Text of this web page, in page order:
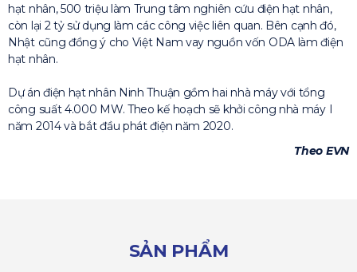
hạt nhân, 500 triệu làm Trung tâm nghiên cứu điện hạt nhân,
còn lại 2 tỷ sử dụng làm các công việc liên quan. Bên cạnh đó,
Nhật cũng đồng ý cho Việt Nam vay nguồn vốn ODA làm điện
hạt nhân.
Dự án điện hạt nhân Ninh Thuận gồm hai nhà máy với tổng
công suất 4.000 MW. Theo kế hoạch sẽ khởi công nhà máy I
năm 2014 và bắt đầu phát điện năm 2020.
Theo EVN
SẢN PHẨM